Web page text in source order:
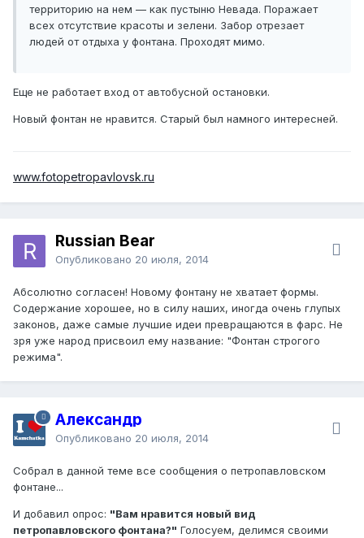
территорию на нем — как пустыню Невада. Поражает
всех отсутствие красоты и зелени. Забор отрезает
людей от отдыха у фонтана. Проходят мимо.
Еще не работает вход от автобусной остановки.
Новый фонтан не нравится. Старый был намного интересней.
www.fotopetropavlovsk.ru
Russian Bear
Опубликовано 20 июля, 2014
Абсолютно согласен! Новому фонтану не хватает формы.
Содержание хорошее, но в силу наших, иногда очень глупых
законов, даже самые лучшие идеи превращаются в фарс. Не
зря уже народ присвоил ему название: "Фонтан строгого
режима".
Александр
Опубликовано 20 июля, 2014
Собрал в данной теме все сообщения о петропавловском
фонтане...
И добавил опрос: "Вам нравится новый вид
петропавловского фонтана?" Голосуем, делимся своими